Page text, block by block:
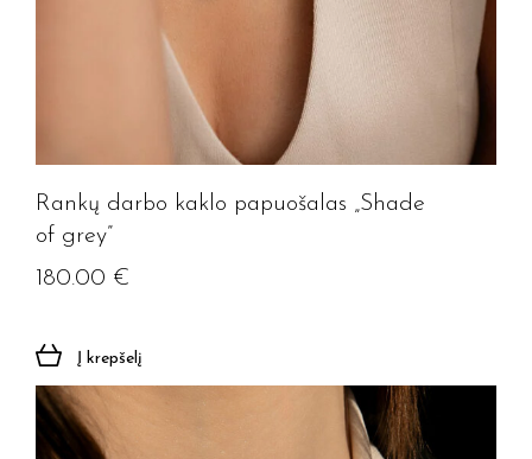
Rankų darbo kaklo papuošalas „Shade
of grey”
180.00 €
Į krepšelį